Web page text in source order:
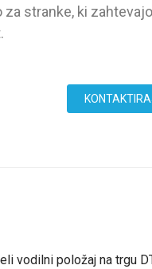
stranke, ki
vodilni položaj na trgu